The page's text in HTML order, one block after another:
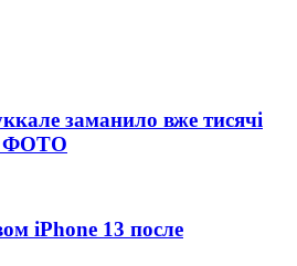
заманило вже тисячі
ФОТО
iPhone 13 после